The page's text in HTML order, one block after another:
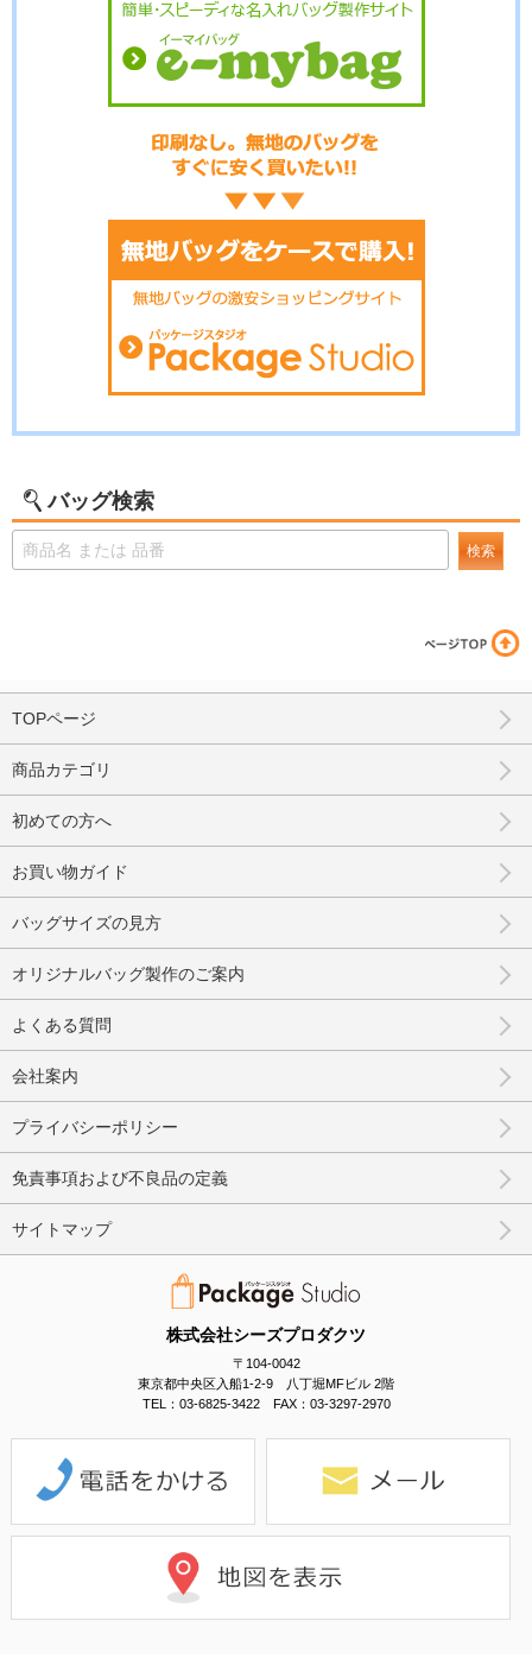
バッグ検索
検索
株式会社シーズプロダクツ
〒104-0042
東京都中央区入船1-2-9 八丁堀MFビル 2階
TEL：03-6825-3422 FAX：03-3297-2970
TOPページ
商品カテゴリ
初めての方へ
お買い物ガイド
バッグサイズの見方
オリジナルバッグ製作のご案内
よくある質問
会社案内
プライバシーポリシー
免責事項および不良品の定義
サイトマップ